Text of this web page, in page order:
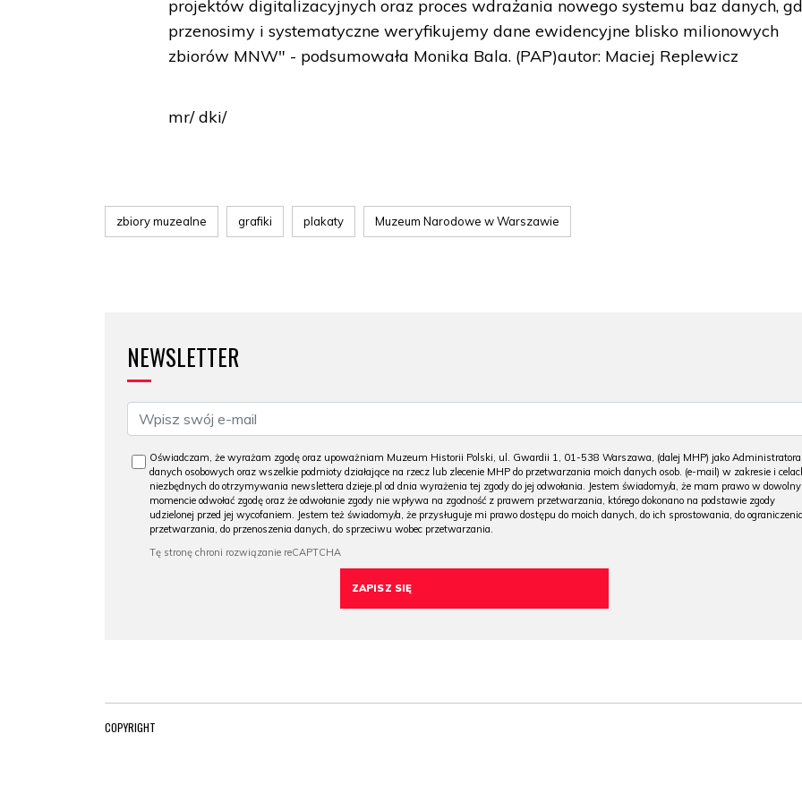
projektów digitalizacyjnych oraz proces wdrażania nowego systemu baz danych,
przenosimy i systematyczne weryfikujemy dane ewidencyjne blisko milionowych
zbiorów MNW" - podsumowała Monika Bala. (PAP)autor: Maciej Replewicz
mr/ dki/
zbiory muzealne grafiki plakaty Muzeum Narodowe w Warszawie
NEWSLETTER
Oświadczam, że wyrażam zgodę oraz upoważniam Muzeum Historii Polski, ul. Gwardii 1, 01-538 Warszawa, (dalej MHP) jako Administratora
danych osobowych oraz wszelkie podmioty działające na rzecz lub zlecenie MHP do przetwarzania moich danych osob. (e-mail) w zakresie i
niezbędnych do otrzymywania newslettera dzieje.pl od dnia wyrażenia tej zgody do jej odwołania. Jestem świadomy/a, że mam prawo w
momencie odwołać zgodę oraz że odwołanie zgody nie wpływa na zgodność z prawem przetwarzania, którego dokonano na podstawie zgody
udzielonej przed jej wycofaniem. Jestem też świadomy/a, że przysługuje mi prawo dostępu do moich danych, do ich sprostowania, do
przetwarzania, do przenoszenia danych, do sprzeciwu wobec przetwarzania.
COPYRIGHT